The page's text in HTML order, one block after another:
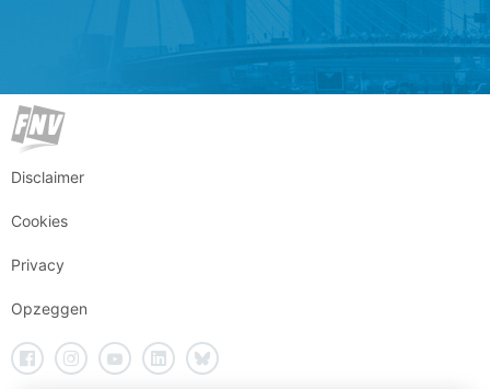
Disclaimer
Cookies
Privacy
Opzeggen